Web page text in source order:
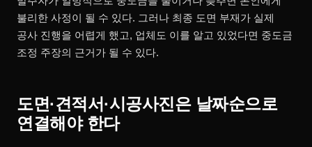
불리한 사정이 될 수 있다. 그러나 최종 도면 부재가 실제
공사 진행을 어렵게 했고, 업체도 이를 알고 있었다면 중도금
조정 주장의 근거가 될 수 있다.
도면·견적서·시공사진은 날짜순으로
연결해야 한다